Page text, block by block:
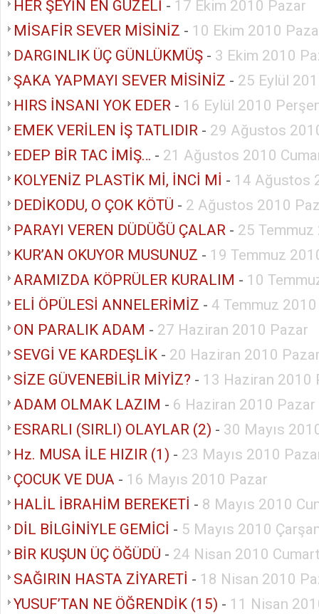
HER ŞEYİN EN GÜZELİ - 17 Ekim 2010 Pazar
MİSAFİR SEVER MİSİNİZ - 10 Ekim 2010
DARGINLIK ÜÇ GÜNLÜKMÜŞ - 3 Ekim 2010
ŞAKA YAPMAYI SEVER MİSİNİZ - 25 Eylül
HIRS İNSANI YOK EDER - 16 Eylül 2010
EMEK VERİLEN İŞ TATLIDIR - 29 Ağustos
EDEP BİR TAC İMİŞ… - 21 Ağustos 2010
KOLYENİZ PLASTİK Mİ, İNCİ Mİ - 14 Ağustos
DEDİKODU, O ÇOK KÖTÜ - 2 Ağustos 2010
PARAYI VEREN DÜDÜĞÜ ÇALAR - 25
KUR’AN OKUYOR MUSUNUZ - 19 Temmuz
ARAMIZDA KÖPRÜLER KURALIM - 10
ELİ ÖPÜLESİ ANNELERİMİZ - 4 Temmuz
ON PARALIK ADAM - 27 Haziran 2010 Pazar
SEVGİ VE KARDEŞLİK - 20 Haziran 2010
SİZE GÜVENEBİLİR MİYİZ? - 13 Haziran 2010
ADAM OLMAK LAZIM - 6 Haziran 2010 Pazar
ESRARLI (SIRLI) OLAYLAR (2) - 30 Mayıs
Hz. MUSA İLE HIZIR (1) - 23 Mayıs 2010
ÇOCUK VE DUA - 16 Mayıs 2010 Pazar
HALİL İBRAHİM BEREKETİ - 8 Mayıs 2010
DİL BİLGİNİYLE GEMİCİ - 5 Mayıs 2010
BİR KUŞUN ÜÇ ÖĞÜDÜ - 24 Nisan 2010
SAĞIRIN HASTA ZİYARETİ - 18 Nisan 2010
YUSUF’TAN NE ÖĞRENDİK (15) - 11 Nisan